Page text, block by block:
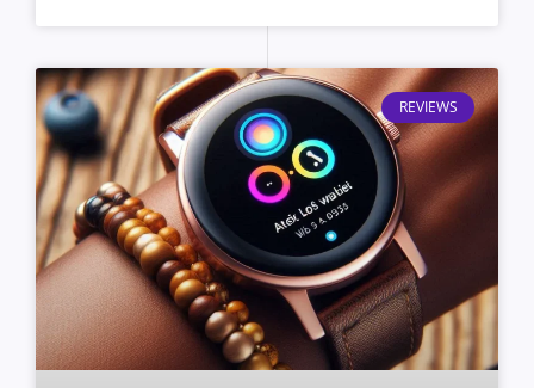
REVIEWS